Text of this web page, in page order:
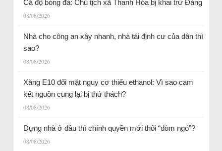
Cá độ bóng đá: Chủ tịch xã Thanh Hóa bị khai trừ Đảng
08/08/2026
Nhà cho công an xây nhanh, nhà tái định cư của dân thì
sao?
08/08/2026
Xăng E10 đối mặt nguy cơ thiếu ethanol: Vì sao cam
kết nguồn cung lại bị thử thách?
08/08/2026
Dựng nhà ở đâu thì chính quyền mới thôi “dòm ngó”?
08/08/2026